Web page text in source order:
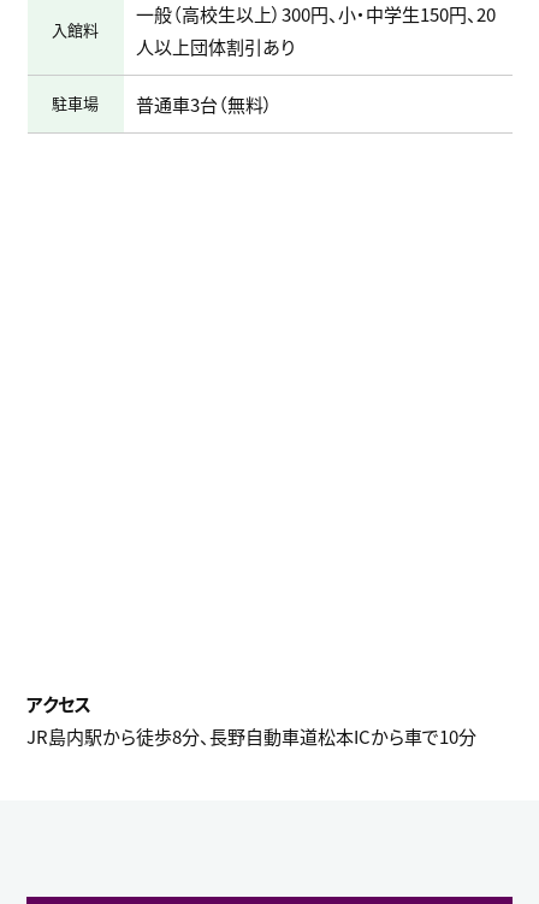
入館料
一般（高校生以上）300円、小・中学生150円、20
人以上団体割引あり
駐車場 普通車3台（無料）
JR島内駅から徒歩8分、長野自動車道松本ICから車で10分